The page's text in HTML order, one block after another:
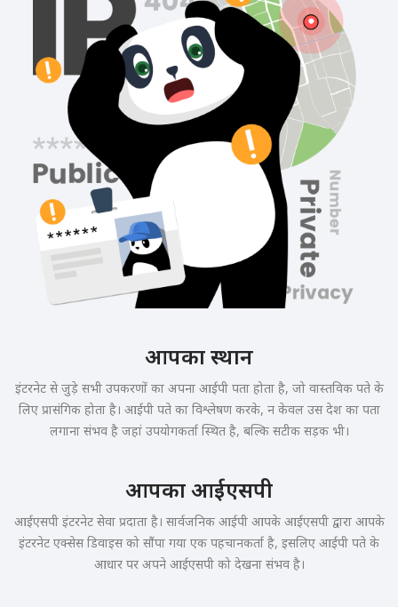
आपका स्थान
इंटरनेट से जुड़े सभी उपकरणों का अपना आईपी पता होता है, जो वास्तविक पते के
लिए प्रासंगिक होता है। आईपी पते का विश्लेषण करके, न केवल उस देश का पता
लगाना संभव है जहां उपयोगकर्ता स्थित है, बल्कि सटीक सड़क भी।
आपका आईएसपी
आईएसपी इंटरनेट सेवा प्रदाता है। सार्वजनिक आईपी आपके आईएसपी द्वारा आपके
इंटरनेट एक्सेस डिवाइस को सौंपा गया एक पहचानकर्ता है, इसलिए आईपी पते के
आधार पर अपने आईएसपी को देखना संभव है।